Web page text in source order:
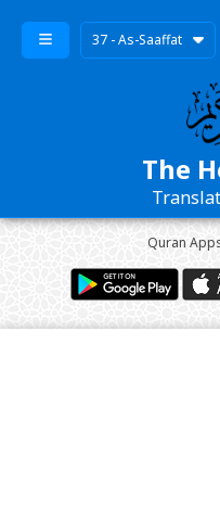
37 - As-Saaffat
The
Quran